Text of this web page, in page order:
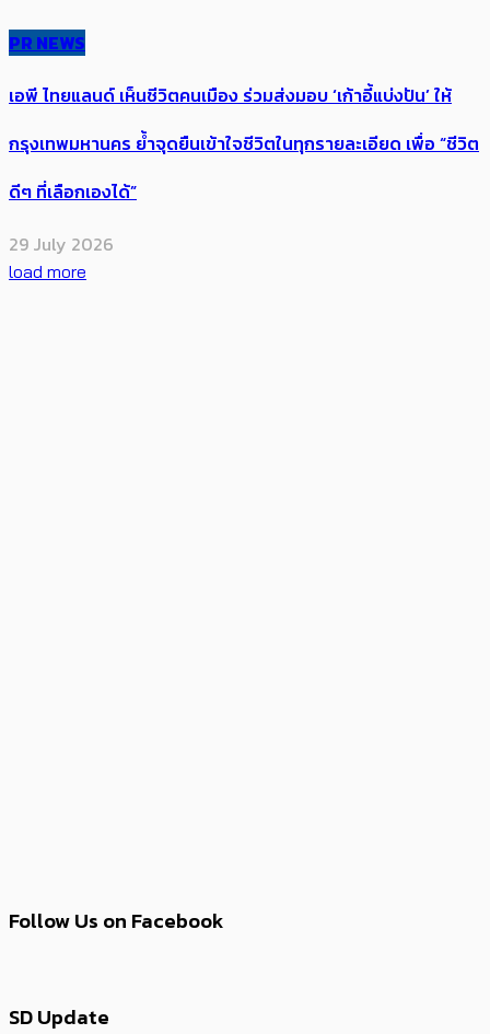
PR NEWS
เอพี ไทยแลนด์ เห็นชีวิตคนเมือง ร่วมส่งมอบ ‘เก้าอี้แบ่งปัน’ ให้
กรุงเทพมหานคร ย้ำจุดยืนเข้าใจชีวิตในทุกรายละเอียด เพื่อ “ชีวิต
ดีๆ ที่เลือกเองได้”
29 July 2026
load more
Follow Us on Facebook
SD Update